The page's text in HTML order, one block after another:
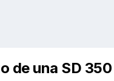
de una SD 350